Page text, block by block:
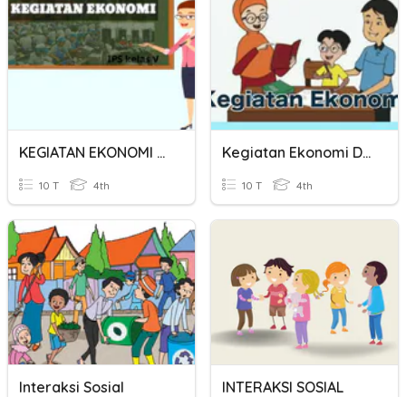
KEGIATAN EKONOMI DAN SDA
10 T 4th
Kegiatan Ekonomi Dan Pekerjaan
10 T 4th
Interaksi Sosial INTERAKSI SOSIAL